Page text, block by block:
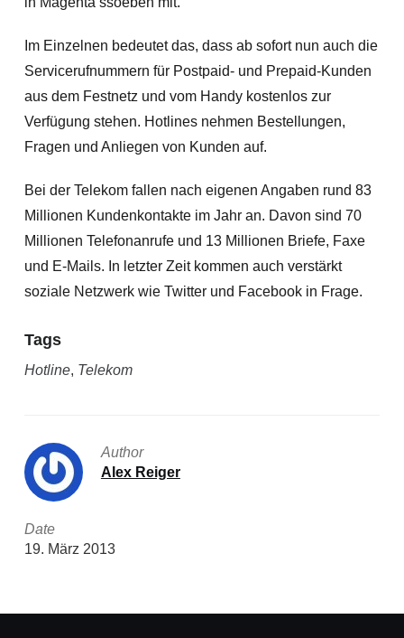
Im Einzelnen bedeutet das, dass ab sofort nun auch die
Servicerufnummern für Postpaid- und Prepaid-Kunden
aus dem Festnetz und vom Handy kostenlos zur
Verfügung stehen. Hotlines nehmen Bestellungen,
Fragen und Anliegen von Kunden auf.
Bei der Telekom fallen nach eigenen Angaben rund 83
Millionen Kundenkontakte im Jahr an. Davon sind 70
Millionen Telefonanrufe und 13 Millionen Briefe, Faxe
und E-Mails. In letzter Zeit kommen auch verstärkt
soziale Netzwerk wie Twitter und Facebook in Frage.
Tags
Hotline, Telekom
Author
Alex Reiger
Date
19. März 2013